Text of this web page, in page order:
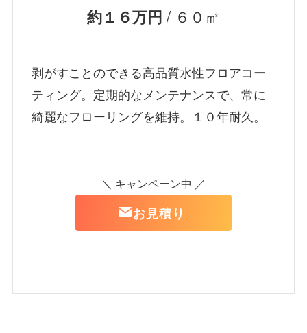
約１６万円 / ６０㎡
剥がすことのできる高品質水性フロアコー
ティング。定期的なメンテナンスで、常に
綺麗なフローリングを維持。１０年耐久。
＼ キャンペーン中 ／
お見積り